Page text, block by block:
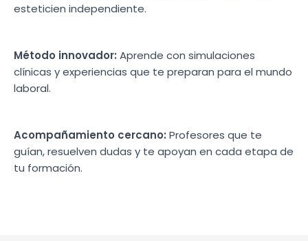
esteticien independiente.
Método innovador: Aprende con simulaciones
clínicas y experiencias que te preparan para el mundo
laboral.
Acompañamiento cercano: Profesores que te
guían, resuelven dudas y te apoyan en cada etapa de
tu formación.